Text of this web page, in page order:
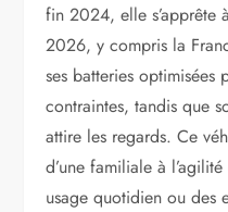
fin 2024, elle s’apprête
2026, y compris la
ses batteries optimisées
contraintes, tandis que
attire les regards. Ce
d’une familiale à
usage quotidien ou des